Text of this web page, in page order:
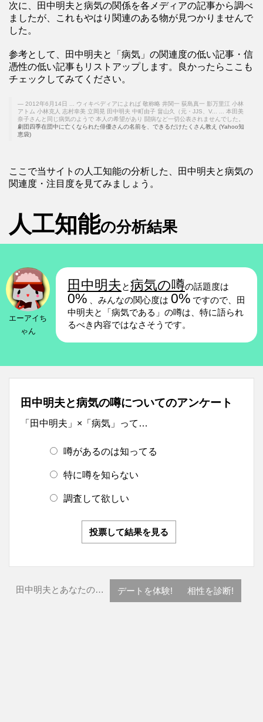
次に、田中明夫と病気の関係を各メディアの記事から調べ
ましたが、これもやはり関連のある物が見つかりませんで
した。
参考として、田中明夫と「病気」の関連度の低い記事・信
憑性の低い記事もリストアップします。良かったらここも
チェックしてみてください。
2012年6月14日 ... ウィキペディアによれば 敬称略 井関一 荻島真一 影万里江 小林
アトム 小林克人 志村幸美 立岡晃 田中明夫 中町由子 畠山久（元・JJS、V... ... 本田美
奈子さんと同じ病気のようで 本人の希望があり 闘病など一切公表されませんでした。
劇団四季在団中に亡くなられた俳優さんの名前を、できるだけたくさん教え (Yahoo知
恵袋)
ここで当サイトの人工知能の分析した、田中明夫と病気の
関連度・注目度を見てみましょう。
人工知能の分析結果
エーアイち
ゃん
田中明夫と病気の噂の話題度は
0% 、みんなの関心度は 0% ですので、田
中明夫と「病気である」の噂は、特に語られ
るべき内容ではなさそうです。
田中明夫と病気の噂についてのアンケート
「田中明夫」×「病気」って…
噂があるのは知ってる
特に噂を知らない
調査して欲しい
投票して結果を見る
田中明夫とあなたの… デートを体験! 相性を診断!